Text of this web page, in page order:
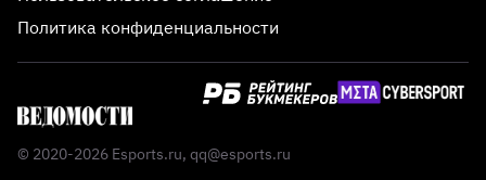
Политика конфиденциальности
© 2020-2026 Esports.ru, qq@esports.ru